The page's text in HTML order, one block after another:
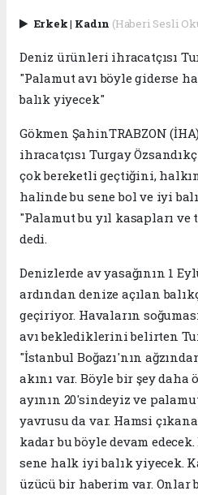
Erkek| Kadın (Haberi Sesli
Deniz ürünleri ihracatçısı
"Palamut avı böyle giderse
balık yiyecek"
Gökmen ŞahinTRABZON
ihracatçısı Turgay
çok bereketli geçtiğini,
halinde bu sene bol ve iyi
"Palamut bu yıl kasapları ve
dedi.
Denizlerde av yasağının 1
ardından denize açılan
geçiriyor. Havaların
avı beklediklerini belirten
"İstanbul Boğazı'nın
akını var. Böyle bir şey daha
ayının 20'sindeyiz ve
yavrusu da var. Hamsi
kadar bu böyle devam
sene halk iyi balık yiyecek.
üzücü bir haberim var. Onlar